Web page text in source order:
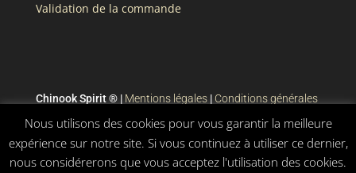
Validation de la commande
Chinook Spirit ® | Mentions légales| Conditions générales
de vente
Nous utilisons des cookies pour vous garantir la meilleure
expérience sur notre site. Si vous continuez à utiliser ce dernier,
nous considérerons que vous acceptez l'utilisation des cookies.